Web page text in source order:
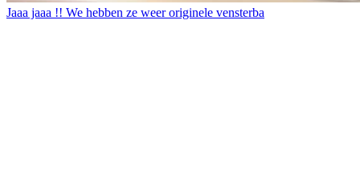
Jaaa jaaa !! We hebben ze weer originele vensterba